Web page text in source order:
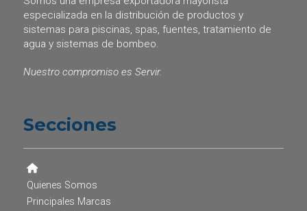
especializada en la distribución de productos y
sistemas para piscinas, spas, fuentes, tratamiento de
agua y sistemas de bombeo.
Nuestro compromiso es Servir.
Secciones
Quienes Somos
Principales Marcas